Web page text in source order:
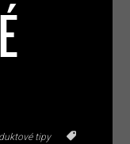
tipy